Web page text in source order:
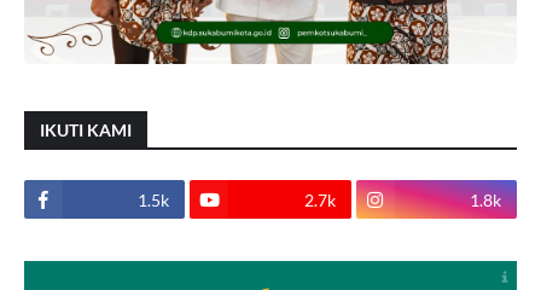
IKUTI KAMI
1.5k 2.7k 1.8k